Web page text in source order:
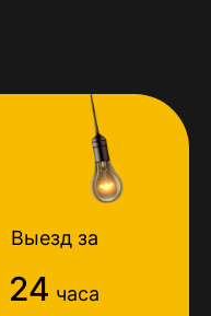
Выезд за
24 часа